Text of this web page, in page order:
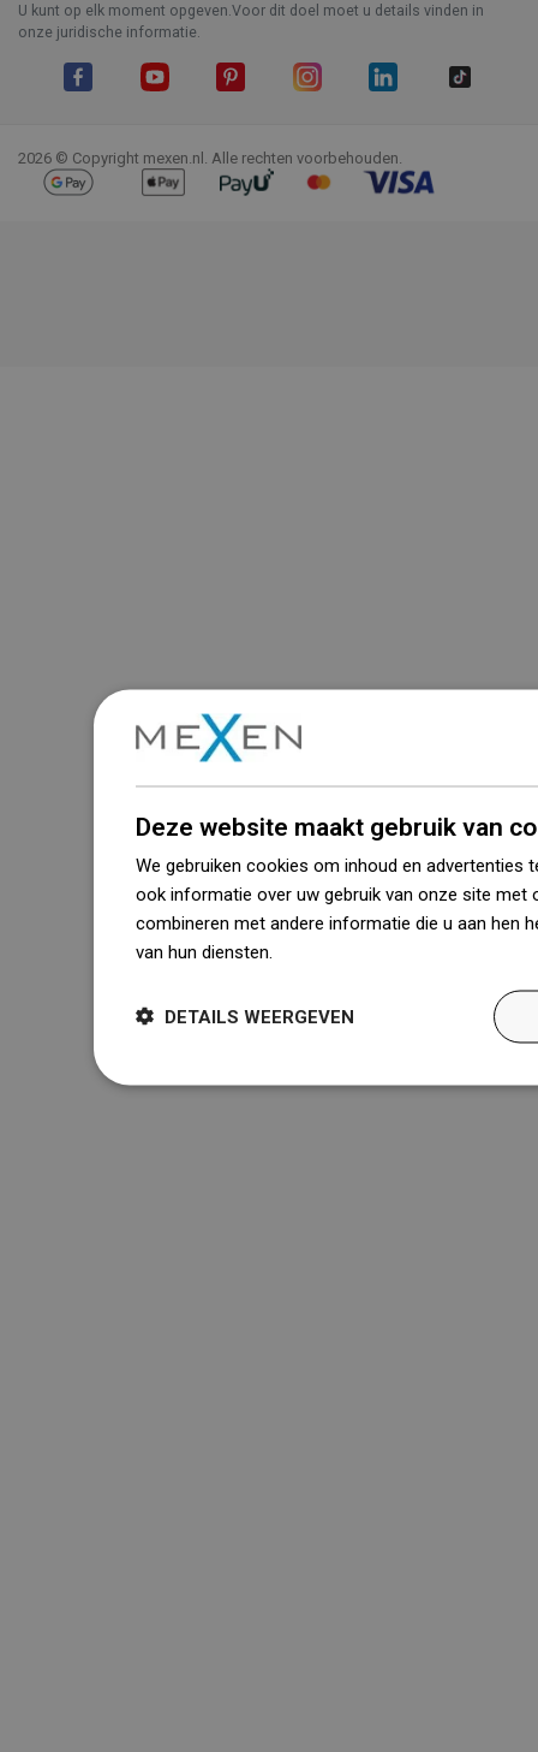
U kunt op elk moment opgeven.Voor dit doel moet u details vinden in
onze juridische informatie.
2026 © Copyright mexen.nl. Alle rechten voorbehouden.
Deze website maakt gebruik van
We gebruiken cookies om inhoud en advertenties
ook informatie over uw gebruik van onze site met
combineren met andere informatie die u aan hen
van hun diensten.
DETAILS WEERGEVEN